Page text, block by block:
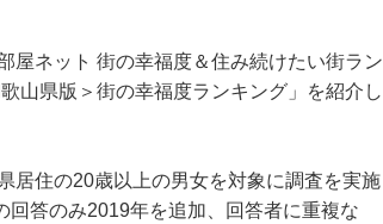
屋ネット 街の幸福度＆住み続けたい街ラン
山県版＞街の幸福度ランキング」を紹介し
居住の20歳以上の男女を対象に調査を実施
答のみ2019年を追加、回答者に重複な